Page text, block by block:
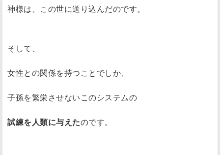
神様は、この世に送り込んだのです。
そして、
女性との関係を持つことでしか、
子孫を繁栄させないこのシステムの
試練を人類に与えたのです。